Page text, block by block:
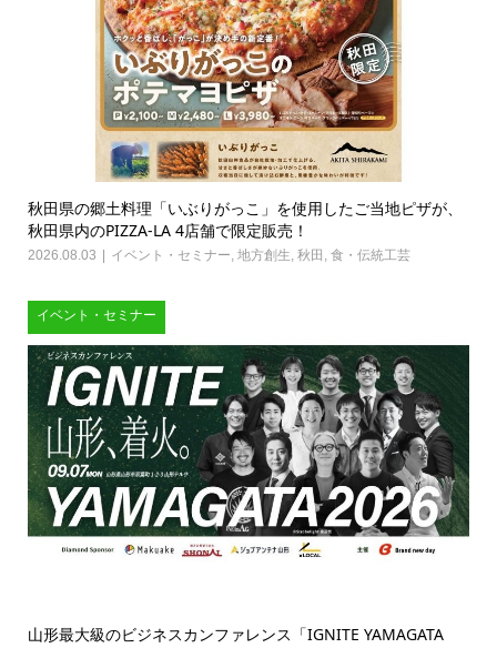
秋田県の郷土料理「いぶりがっこ」を使用したご当地ピザが、
秋田県内のPIZZA-LA 4店舗で限定販売！
2026.08.03 イベント・セミナー, 地方創生, 秋田 , 食・伝統工芸
イベント・セミナー
山形最大級のビジネスカンファレンス「IGNITE YAMAGATA